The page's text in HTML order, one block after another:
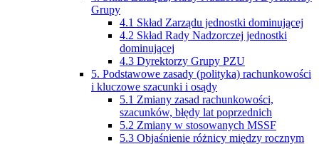
Grupy
4.1 Skład Zarządu jednostki dominującej
4.2 Skład Rady Nadzorczej jednostki
dominującej
4.3 Dyrektorzy Grupy PZU
5. Podstawowe zasady (polityka) rachunkowości
i kluczowe szacunki i osądy
5.1 Zmiany zasad rachunkowości,
szacunków, błędy lat poprzednich
5.2 Zmiany w stosowanych MSSF
5.3 Objaśnienie różnicy między rocznym